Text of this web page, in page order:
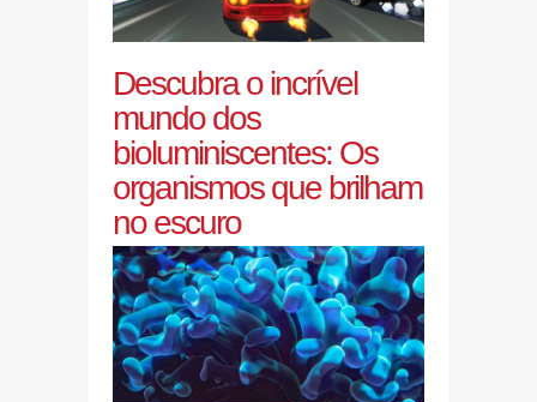
Descubra o incrível
mundo dos
bioluminiscentes: Os
organismos que brilham
no escuro